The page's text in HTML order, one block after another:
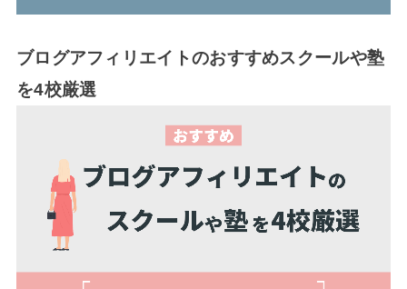
ブログアフィリエイトのおすすめスクールや塾
を4校厳選